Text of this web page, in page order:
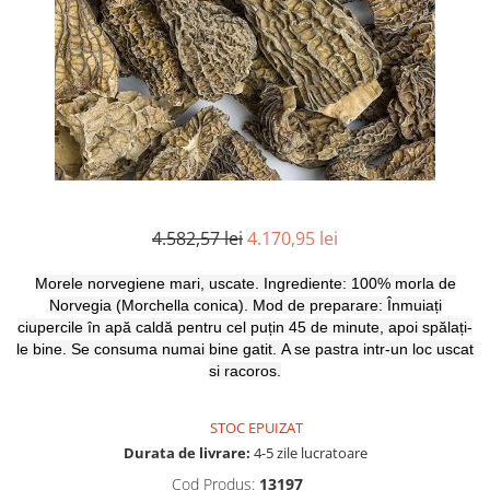
Mustar si specialitati din mustar
Alte tipuri de otet
Crema de otet balsamic si
preparate
Otet balsamic
Otet Weyers
Otet Wiberg Gastro
Piper
Sare de mare din Franta / Italia /
Razatoare, peelere, feliatoare
Forme de copt
Placi de taiere
Accesorii pentru patiserie
Manusi de bucatarie
Suporturi pentru oale
Tigai wok
Capace pentru vase de gatit
4.582,57 lei4.170,95 lei
Morele norvegiene mari, uscate. Ingrediente: 100% morla de
Norvegia (Morchella conica). Mod de preparare: Înmuiați
ciupercile în apă caldă pentru cel puțin 45 de minute, apoi spălați-
le bine. Se consuma numai bine gatit. A se pastra intr-un loc uscat
si racoros.
STOC EPUIZAT
Durata de livrare: 4-5 zile lucratoare
Cod Produs: 13197